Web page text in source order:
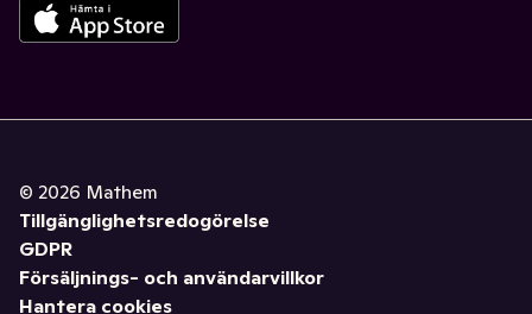
© 2026 Mathem
Tillgänglighetsredogörelse
GDPR
Försäljnings- och användarvillkor
Hantera cookies